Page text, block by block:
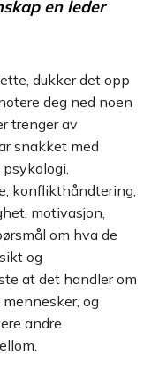
en leder
dukker det opp
deg ned noen
trenger av
snakket med
konflikthåndtering,
motivasjon,
om hva de
og
at det handler om
og
andre